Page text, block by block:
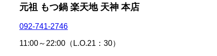
元祖 もつ鍋 楽天地 天神 本店
092-741-2746
11:00～22:00（L.O.21：30）